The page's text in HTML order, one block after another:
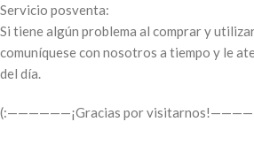
Servicio posventa:
Si tiene algún problema al comprar y
comuníquese con nosotros a tiempo y le
del día.
(:——————¡Gracias por